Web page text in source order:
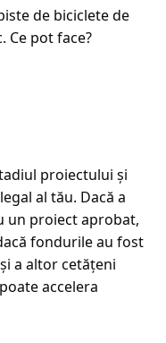
de biciclete de
Ce pot face?
proiectului și
al tău. Dacă a
un proiect aprobat,
fondurile au fost
a altor cetățeni
accelera